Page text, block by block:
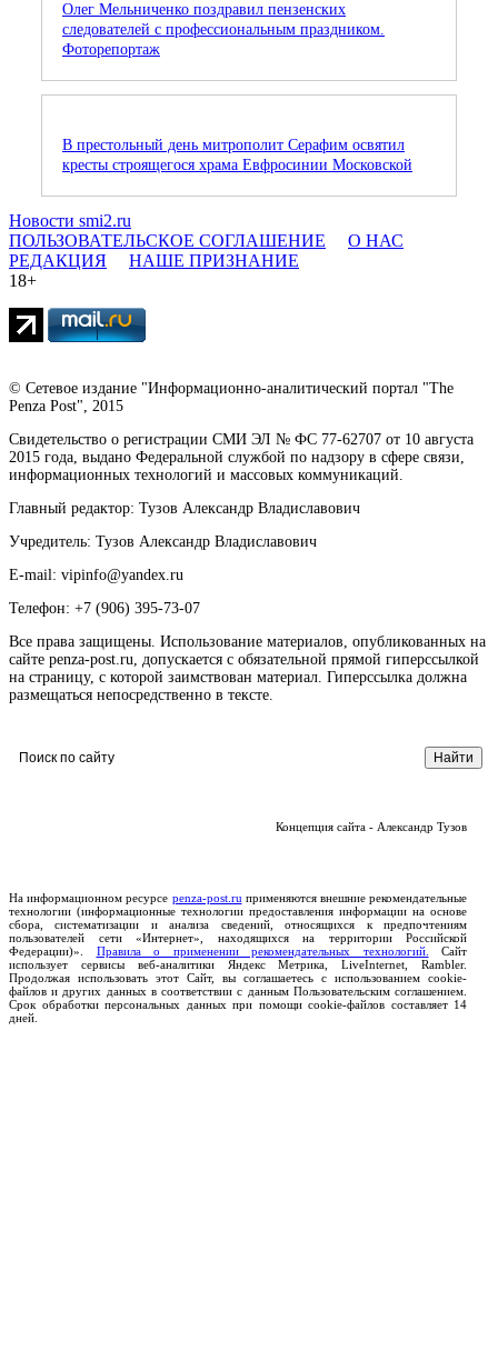
Олег Мельниченко поздравил пензенских
следователей с профессиональным праздником.
Фоторепортаж
В престольный день митрополит Серафим освятил
кресты строящегося храма Евфросинии Московской
Новости smi2.ru
ПОЛЬЗОВАТЕЛЬСКОЕ СОГЛАШЕНИЕ
О НАС
РЕДАКЦИЯ
НАШЕ ПРИЗНАНИЕ
18+
© Сетевое издание "Информационно-аналитический портал "The
Penza Post", 2015
Свидетельство о регистрации СМИ ЭЛ № ФС 77-62707 от 10 августа
2015 года, выдано Федеральной службой по надзору в сфере связи,
информационных технологий и массовых коммуникаций.
Главный редактор: Тузов Александр Владиславович
Учредитель: Тузов Александр Владиславович
E-mail: vipinfo@yandex.ru
Телефон: +7 (906) 395-73-07
Все права защищены. Использование материалов, опубликованных на
сайте penza-post.ru, допускается с обязательной прямой гиперссылкой
на страницу, с которой заимствован материал. Гиперссылка должна
размещаться непосредственно в тексте.
Концепция сайта - Александр Тузов
На информационном ресурсе penza-post.ru применяются внешние рекомендательные
технологии (информационные технологии предоставления информации на основе
сбора, систематизации и анализа сведений, относящихся к предпочтениям
пользователей сети «Интернет», находящихся на территории Российской
Федерации)». Правила о применении рекомендательных технологий.
Сайт
использует сервисы веб-аналитики Яндекс Метрика, LiveInternet, Rambler.
Продолжая использовать этот Сайт, вы соглашаетесь с использованием cookie-
файлов и других данных в соответствии с данным Пользовательским соглашением.
Срок обработки персональных данных при помощи cookie-файлов составляет 14
дней.